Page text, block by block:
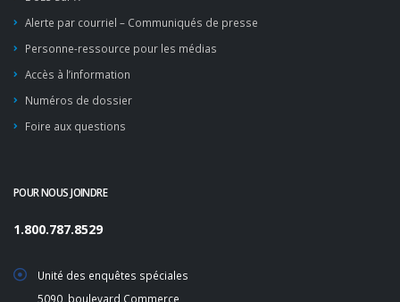
Alerte par courriel – Communiqués de presse
Personne-ressource pour les médias
Accès à l’information
Numéros de dossier
Foire aux questions
POUR NOUS JOINDRE
1.800.787.8529
Unité des enquêtes spéciales
5090, boulevard Commerce